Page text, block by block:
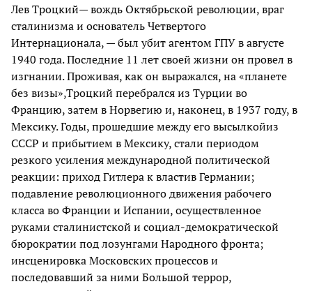
Лев Троцкий— вождь Октябрьской революции, враг
сталинизма и основатель Четвертого
Интернационала, — был убит агентом ГПУ в августе
1940 года. Последние 11 лет своей жизни он провел в
изгнании. Проживая, как он выражался, на «планете
без визы»,Троцкий перебрался из Турции во
Францию, затем в Норвегию и, наконец, в 1937 году, в
Мексику. Годы, прошедшие между его высылкойиз
СССР и прибытием в Мексику, стали периодом
резкого усиления международной политической
реакции: приход Гитлера к властив Германии;
подавление революционного движения рабочего
класса во Франции и Испании, осуществленное
руками сталинистской и социал-демократической
бюрократии под лозунгами Народного фронта;
инсценировка Московских процессов и
последовавший за ними Большой террор,